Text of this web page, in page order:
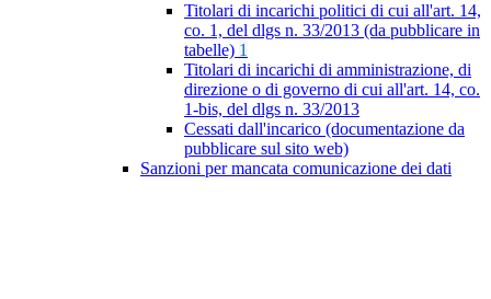
Titolari di incarichi politici di cui all'art. 14,
co. 1, del dlgs n. 33/2013 (da pubblicare in
tabelle) 1
Titolari di incarichi di amministrazione, di
direzione o di governo di cui all'art. 14, co.
1-bis, del dlgs n. 33/2013
Cessati dall'incarico (documentazione da
pubblicare sul sito web)
Sanzioni per mancata comunicazione dei dati